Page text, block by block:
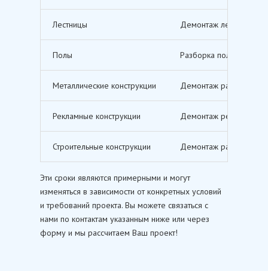
Лестницы Демонтаж лестничных
Полы Разборка полов,
Металлические конструкции Демонтаж различных
Рекламные конструкции Демонтаж рекламных
Строительные конструкции Демонтаж различных
Эти сроки являются примерными и могут
изменяться в зависимости от конкретных условий
и требований проекта. Вы можете связаться с
нами по контактам указанным ниже или через
форму и мы рассчитаем Ваш проект!